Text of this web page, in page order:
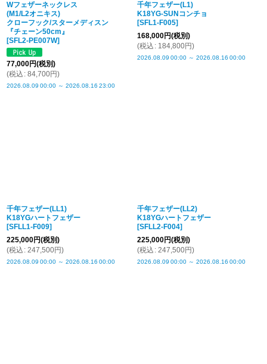
Wフェザーネックレス
(M1/L2オニキス)
クローフック/スターメディスン
『チェーン50cm』
[SFL2-PE007W]
77,000円(税別)
(税込 : 84,700円)
2026.08.09 00:00 ～ 2026.08.16 23:00
千年フェザー(L1)
K18YG-SUNコンチョ
[SFL1-F005]
168,000円(税別)
(税込 : 184,800円)
2026.08.09 00:00 ～ 2026.08.16 00:00
千年フェザー(LL1)
K18YGハートフェザー
[SFLL1-F009]
225,000円(税別)
(税込 : 247,500円)
2026.08.09 00:00 ～ 2026.08.16 00:00
千年フェザー(LL2)
K18YGハートフェザー
[SFLL2-F004]
225,000円(税別)
(税込 : 247,500円)
2026.08.09 00:00 ～ 2026.08.16 00:00